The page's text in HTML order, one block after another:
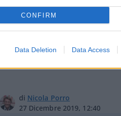
CONFIRM
Data Deletion Data Access
miglior regalo di
se ne va!
di Nicola Porro
27 Dicembre 2019, 12:40